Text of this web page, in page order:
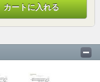
カートに入れる